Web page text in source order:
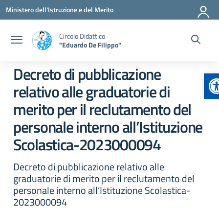
Vai ai contenuti
Vai al menu di navigazione
Vai al footer
Ministero dell'Istruzione e del Merito
Circolo Didattico
"Eduardo De Filippo"
Decreto di pubblicazione
relativo alle graduatorie di
merito per il reclutamento del
personale interno all’Istituzione
Scolastica-2023000094
Decreto di pubblicazione relativo alle
graduatorie di merito per il reclutamento del
personale interno all’Istituzione Scolastica-
2023000094